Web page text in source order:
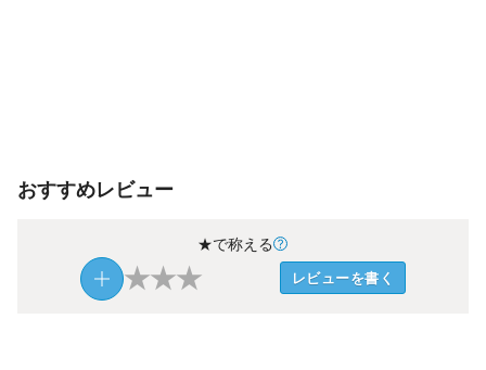
おすすめレビュー
★で称える
★★★ レビューを書く